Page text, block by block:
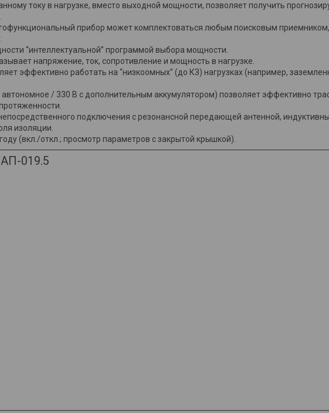
току в нагрузке, вместо выходной мощности, позволяет получить
прибор может комплектоваться любым поисковым приемником,
“интеллектуальной” программой выбора мощности.
напряжение, ток, сопротивление и мощность в нагрузке.
эффективно работать на “низкоомных” (до КЗ) нагрузках (например,
/ 330 В с дополнительным аккумулятором) позволяет эффективно
подключения с резонансной передающей антенной,
изоляции.
(вкл./откл.; просмотр параметров с закрытой крышкой).
019.5